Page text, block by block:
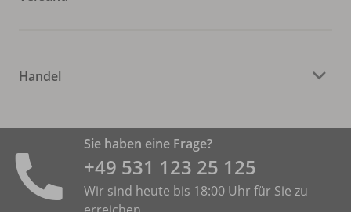
Handel
Sie haben eine Frage?
+49 531 ­123 25 125
Wir sind heute bis 18:00 Uhr für Sie zu